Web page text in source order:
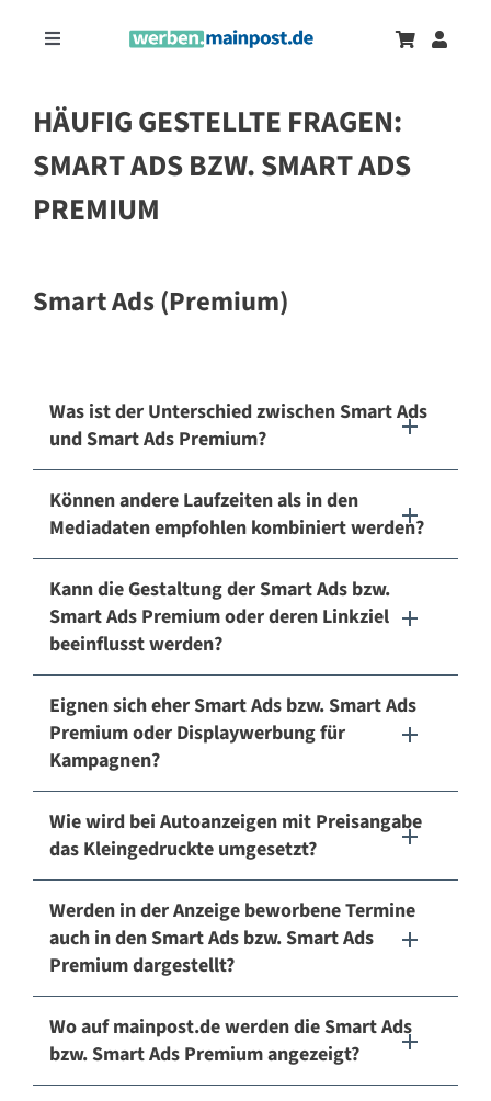
InhaltToggle
Zeitungsanzeigen
HÄUFIG GESTELLTE FRAGEN:
SMART ADS BZW. SMART ADS
PREMIUM
Smart Ads (Premium)
Was ist der Unterschied zwischen Smart Ads
und Smart Ads Premium?
Können andere Laufzeiten als in den
Mediadaten empfohlen kombiniert werden?
Kann die Gestaltung der Smart Ads bzw.
Smart Ads Premium oder deren Linkziel
beeinflusst werden?
Eignen sich eher Smart Ads bzw. Smart Ads
Premium oder Displaywerbung für
Kampagnen?
Wie wird bei Autoanzeigen mit Preisangabe
das Kleingedruckte umgesetzt?
Werden in der Anzeige beworbene Termine
auch in den Smart Ads bzw. Smart Ads
Premium dargestellt?
Wo auf mainpost.de werden die Smart Ads
bzw. Smart Ads Premium angezeigt?